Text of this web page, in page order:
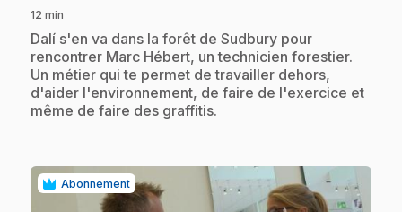
12 min
.Dalí s'en va dans la forêt de Sudbury pour
rencontrer Marc Hébert, un technicien forestier.
Un métier qui te permet de travailler dehors,
d'aider l'environnement, de faire de l'exercice et
même de faire des graffitis.
Abonnement